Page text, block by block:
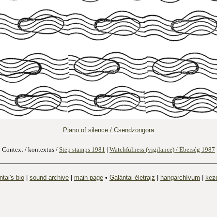
Piano of silence / Csendzongora
Context / kontextus / Step stamps 1981 | Watchfulness (vigilance) / Éberség 1987
bio sound archive main page • Galántai életrajz hangarchívum